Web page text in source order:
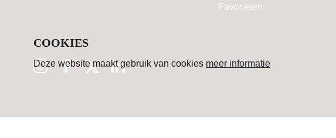
Favorieten
COOKIES
Deze website maakt gebruik van cookies meer informatie